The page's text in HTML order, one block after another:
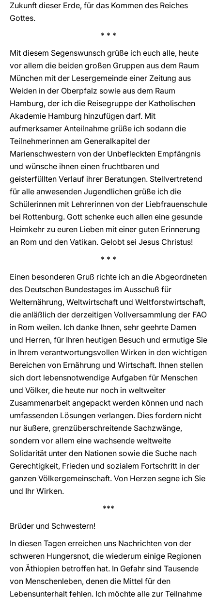
Zukunft dieser Erde, für das Kommen des Reiches
Gottes.
* * *
Mit diesem Segenswunsch grüße ich euch alle, heute
vor allem die beiden großen Gruppen aus dem Raum
München mit der Lesergemeinde einer Zeitung aus
Weiden in der Oberpfalz sowie aus dem Raum
Hamburg, der ich die Reisegruppe der Katholischen
Akademie Hamburg hinzufügen darf. Mit
aufmerksamer Anteilnahme grüße ich sodann die
Teilnehmerinnen am Generalkapitel der
Marienschwestern von der Unbefleckten Empfängnis
und wünsche ihnen einen fruchtbaren und
geisterfüllten Verlauf ihrer Beratungen. Stellvertretend
für alle anwesenden Jugendlichen grüße ich die
Schülerinnen mit Lehrerinnen von der Liebfrauenschule
bei Rottenburg. Gott schenke euch allen eine gesunde
Heimkehr zu euren Lieben mit einer guten Erinnerung
an Rom und den Vatikan. Gelobt sei Jesus Christus!
* * *
Einen besonderen Gruß richte ich an die Abgeordneten
des Deutschen Bundestages im Ausschuß für
Welternährung, Weltwirtschaft und Weltforstwirtschaft,
die anläßlich der derzeitigen Vollversammlung der FAO
in Rom weilen. Ich danke Ihnen, sehr geehrte Damen
und Herren, für Ihren heutigen Besuch und ermutige Sie
in Ihrem verantwortungsvollen Wirken in den wichtigen
Bereichen von Ernährung und Wirtschaft. Ihnen stellen
sich dort lebensnotwendige Aufgaben für Menschen
und Völker, die heute nur noch in weltweiter
Zusammenarbeit angepackt werden können und nach
umfassenden Lösungen verlangen. Dies fordern nicht
nur äußere, grenzüberschreitende Sachzwänge,
sondern vor allem eine wachsende weltweite
Solidarität unter den Nationen sowie die Suche nach
Gerechtigkeit, Frieden und sozialem Fortschritt in der
ganzen Völkergemeinschaft. Von Herzen segne ich Sie
und Ihr Wirken.
***
Brüder und Schwestern!
In diesen Tagen erreichen uns Nachrichten von der
schweren Hungersnot, die wiederum einige Regionen
von Äthiopien betroffen hat. In Gefahr sind Tausende
von Menschenleben, denen die Mittel für den
Lebensunterhalt fehlen. Ich möchte alle zur Teilnahme